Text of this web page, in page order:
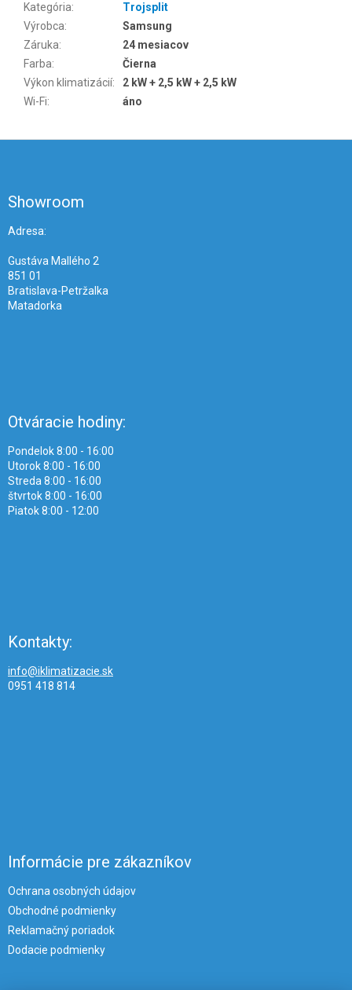
Kategória:
Trojsplit
Výrobca:
Samsung
Záruka:
24 mesiacov
Farba:
Čierna
Výkon klimatizácií:
2 kW + 2,5 kW + 2,5 kW
Wi-Fi: áno
Showroom
Adresa:
Gustáva Mallého 2
851 01
Bratislava-Petržalka
Matadorka
Otváracie hodiny:
Pondelok 8:00 - 16:00
Utorok 8:00 - 16:00
Streda 8:00 - 16:00
štvrtok 8:00 - 16:00
Piatok 8:00 - 12:00
Kontakty:
info@iklimatizacie.sk
0951 418 814
Informácie pre zákazníkov
Ochrana osobných údajov
Obchodné podmienky
Reklamačný poriadok
Dodacie podmienky